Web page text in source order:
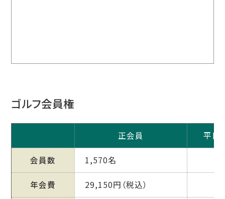
ゴルフ会員権
正会員 平日
会員数 1,570名
年会費 29,150円（税込）